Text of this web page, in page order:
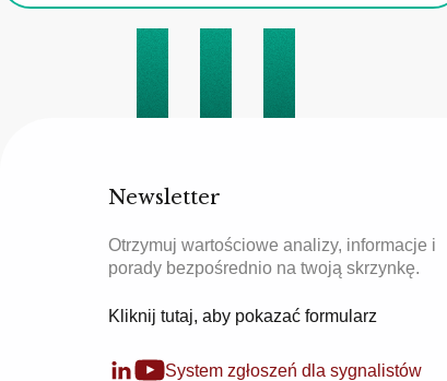
Newsletter
Otrzymuj wartościowe analizy, informacje i
porady bezpośrednio na twoją skrzynkę.
Kliknij tutaj, aby pokazać formularz
System zgłoszeń dla sygnalistów